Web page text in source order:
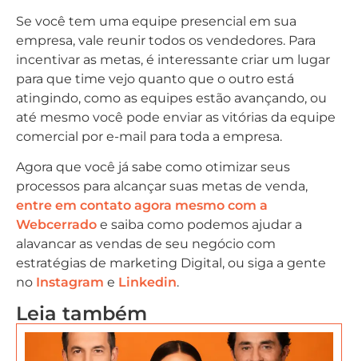
Se você tem uma equipe presencial em sua
empresa, vale reunir todos os vendedores. Para
incentivar as metas, é interessante criar um lugar
para que time vejo quanto que o outro está
atingindo, como as equipes estão avançando, ou
até mesmo você pode enviar as vitórias da equipe
comercial por e-mail para toda a empresa.
Agora que você já sabe como otimizar seus
processos para alcançar suas metas de venda,
entre em contato agora mesmo com a
Webcerrado e saiba como podemos ajudar a
alavancar as vendas de seu negócio com
estratégias de marketing Digital, ou siga a gente
no Instagram e Linkedin.
Leia também